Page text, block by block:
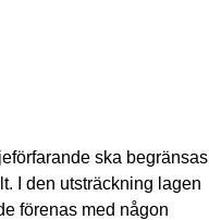
ska begränsas
I den utsträckning lagen
förenas med någon